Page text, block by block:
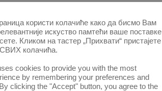
AND REAL STATE OF AFFAIRS IN
, СВЕСКА 4, НА СТР. 1017 - 1047, УКУПНО 30
користи колачиће како да бисмо Вам
искуство памтећи ваше поставке
Кликом на тастер „Прихвати“ пристајете
колачића.
cookies to provide you with the most
by remembering your preferences and
clicking the "Accept" button, you agree to the